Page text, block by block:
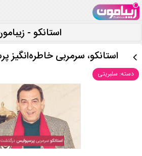
استانکو -
استانکو، سرمربی
دسته: سلبریتی